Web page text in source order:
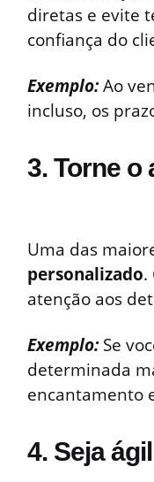
diretas e evite
confiança do
Exemplo:Ao
incluso, os
3. Torne o
Uma das
personalizado.
atenção aos
Exemplo: Se
determinada
encantamento
4. Seja